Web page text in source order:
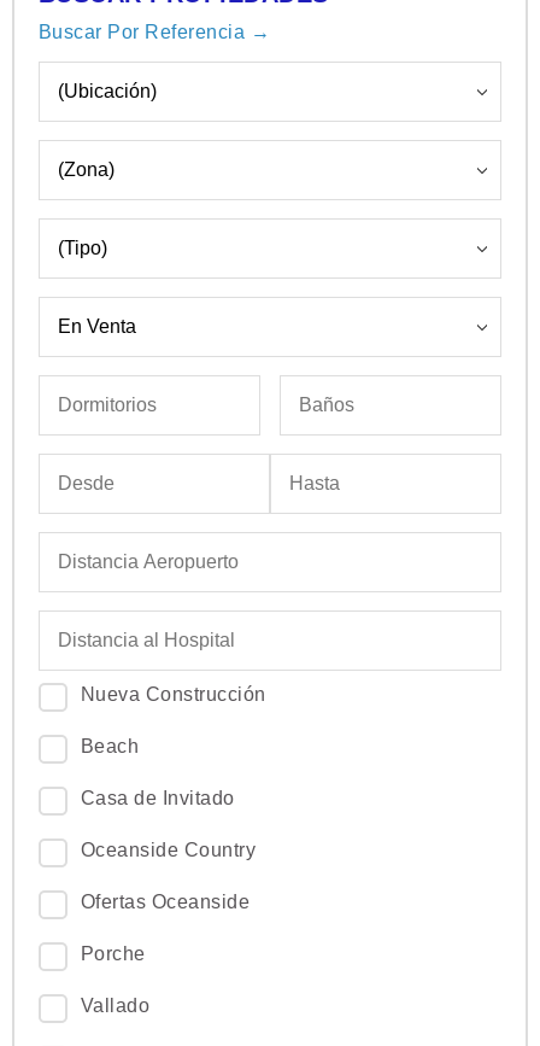
Buscar Por Referencia →
Nueva Construcción
Beach
Casa de Invitado
Oceanside Country
Ofertas Oceanside
Porche
Vallado